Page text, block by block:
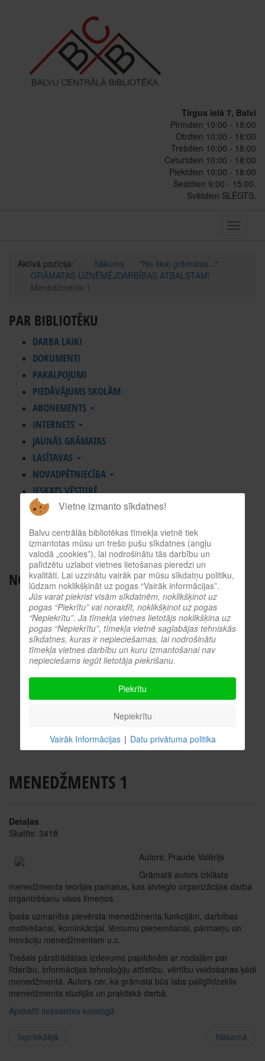
Tirgus ielā 7, Balvi
Pirmdien 10:00 - 18:00
Otrdien 10:00 - 18:00
Trešdien 10:00 - 18:00
Ceturtdien 10:00 - 18:00
Piektdien 10:00 - 18:00
Sestdien 9:00 - 15:00.
Svētdien SLĒGTS.
Toggle
Aktīvā pozīcija: Sākums
"Ne tikai grāmatas..."
GRĀMATAS UZŅĒMĒJDARBĪBAS ATBALSTAM!
Menedžments 1
PAR BIBLIOTĒKU
DARBA LAIKI
DOKUMENTI
PAKALPOJUMI
PIEDĀVĀJUMS SKOLĀM
ABONEMENTS
INTERNETS
JAUNĀS GRĀMATAS
LASĪTAVAS
NOVADPĒTNIECĪBA
IESKATS VĒSTURĒ
KOMPLEKTĒŠANA UN APSTRĀDE
BALVU NOVADA BIBLIOTĒKAS
ES INFORMĀCIJAS PUNKTS
NODERĪGI RESURSI
TIEŠSAISTES KATALOGS
KULTŪRVĒSTURES DATUBĀZE
MĒS ESAM POPULĀRI!
ATTĒLI NO PASĀKUMIEM
LNB DIGITĀLĀ BIBLIOTĒKA
VĒRTS IZLASĪT!
PROFESIONĀLIE RESURSI
O.SLIŠĀNS
MENEDŽMENTS 1
Detaļas
Skatīts: 3418
Autors: Praude Valērijs
Grāmatā autors izklāsta
menedžmenta teorijas pamatus, kas atvieglo organizācijas darba
organizēšanu visos līmeņos.
Īpaša uzmanība pievērsta menedžmenta funkcijām, darbības
motivēšanai, kominkācijai, lēmumu pieņemšanai, pārmaiņu un
inovāciju menedžmentam u.c.
Trešais pārstrādātais izdevums papildināts ar nodaļām par
līderību, informācijas tehnoloģiju attīstību, vērtību veidošanas ķēdi
menedžmentā. Autors cer, ka grāmata būs labs palīglīdzeklis
menedžmenta studijās un praktiskā darbā.
Apskatīt tiešsaistes katalogā
Iepriekšējā Nākamā
Vietne izmanto sīkdatnes!
Balvu centrālās bibliotēkas tīmekļa vietnē tiek
izmantotas mūsu un trešo pušu sīkdatnes (angļu
valodā „cookies”), lai nodrošinātu tās darbību un
palīdzētu uzlabot vietnes lietošanas pieredzi un
kvalitāti. Lai uzzinātu vairāk par mūsu sīkdatņu politiku,
lūdzam noklikšķināt uz pogas “Vairāk informācijas”.
Jūs varat piekrist visām sīkdatnēm, noklikšķinot uz
pogas “Piekrītu” vai noraidīt, noklikšķinot uz pogas
“Nepiekrītu”. Ja tīmekļa vietnes lietotājs noklikšķina uz
pogas “Nepiekrītu”, tīmekļa vietnē saglabājas tehniskās
sīkdatnes, kuras ir nepieciešamas, lai nodrošinātu
tīmekļa vietnes darbību un kuru izmantošanai nav
nepieciešams iegūt lietotāja piekrišanu.
Piekrītu
Nepiekrītu
Vairāk Informācijas | Datu privātuma politika